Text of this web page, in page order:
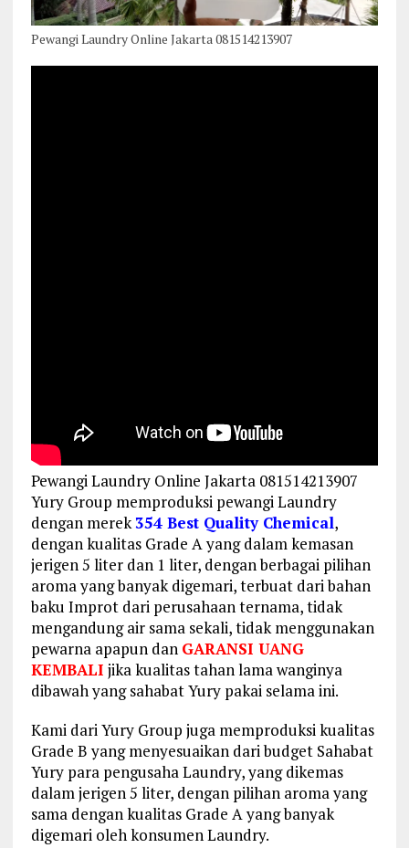
Pewangi Laundry Online Jakarta 081514213907
Pewangi Laundry Online Jakarta 081514213907
Yury Group memproduksi pewangi Laundry
dengan merek354 Best Quality Chemical,
dengan kualitas Grade A yang dalam kemasan
jerigen 5 liter dan 1 liter, dengan berbagai pilihan
aroma yang banyak digemari, terbuat dari bahan
baku Improt dari perusahaan ternama, tidak
mengandung air sama sekali, tidak menggunakan
pewarna apapun dan GARANSI UANG
KEMBALI jika kualitas tahan lama wanginya
dibawah yang sahabat Yury pakai selama ini.
Kami dari Yury Group juga memproduksi kualitas
Grade B yang menyesuaikan dari budget Sahabat
Yury para pengusaha Laundry, yang dikemas
dalam jerigen 5 liter, dengan pilihan aroma yang
sama dengan kualitas Grade A yang banyak
digemari oleh konsumen Laundry.